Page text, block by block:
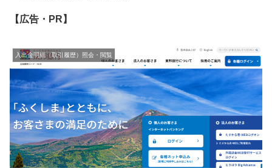
【広告・PR】
入出金明細（取引履歴）照会・閲覧